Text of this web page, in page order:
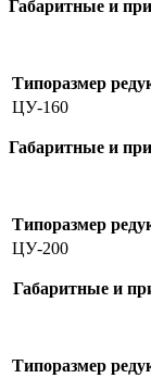
Габаритные и
Типоразмер
ЦУ-160
Габаритные и
Типоразмер
ЦУ-200
Габаритные и
Типоразмер